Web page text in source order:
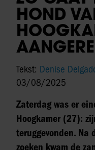
HOND
Tekst: Denise
03/08/2025
Zaterdag was er
Hoogkamer (27):
teruggevonden. Na
zoeken kwam de